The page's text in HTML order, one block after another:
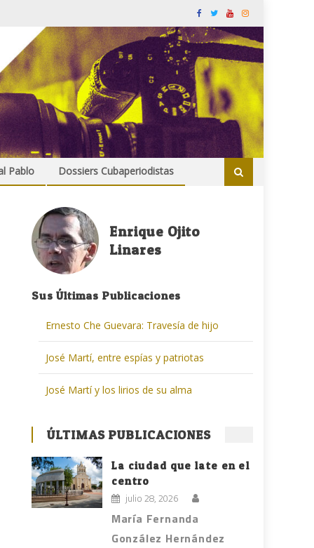
Pablo Dossiers Cubaperiodistas
Enrique Ojito
Linares
Sus Últimas Publicaciones
Ernesto Che Guevara: Travesía de hijo
José Martí, entre espías y patriotas
José Martí y los lirios de su alma
ÚLTIMAS PUBLICACIONES
La ciudad que late en el
centro
julio 28, 2026
María Fernanda
González Hernández